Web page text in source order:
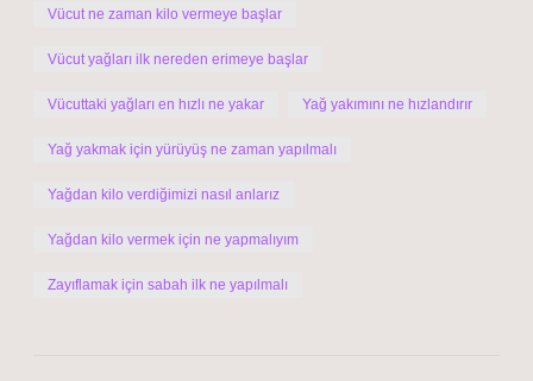
Vücut ne zaman kilo vermeye başlar
Vücut yağları ilk nereden erimeye başlar
Vücuttaki yağları en hızlı ne yakar Yağ yakımını ne hızlandırır
Yağ yakmak için yürüyüş ne zaman yapılmalı
Yağdan kilo verdiğimizi nasıl anlarız
Yağdan kilo vermek için ne yapmalıyım
Zayıflamak için sabah ilk ne yapılmalı